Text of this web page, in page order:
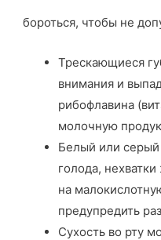
бороться, чтобы не
Трескающиеся
внимания и
рибофлавина
молочную
Белый или серый
голода,
на
предупредить
Сухость во рту